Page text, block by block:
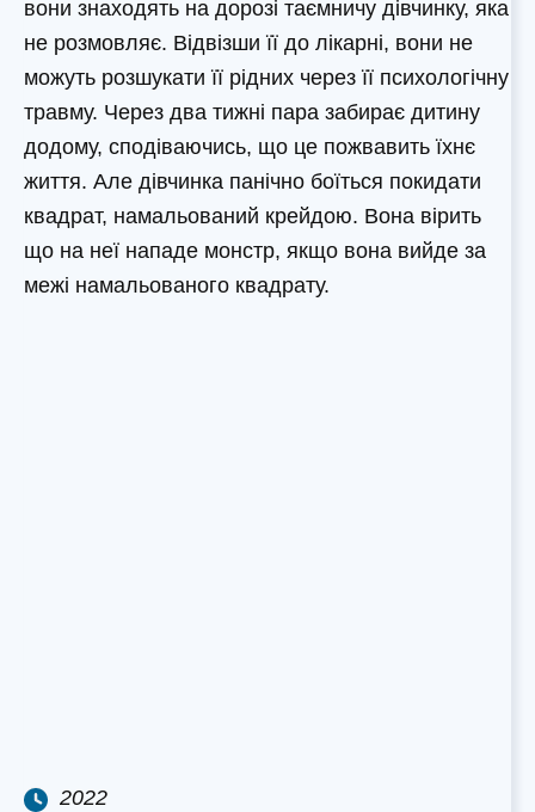
вони знаходять на дорозі таємничу дівчинку, яка
не розмовляє. Відвізши її до лікарні, вони не
можуть розшукати її рідних через її психологічну
травму. Через два тижні пара забирає дитину
додому, сподіваючись, що це пожвавить їхнє
життя. Але дівчинка панічно боїться покидати
квадрат, намальований крейдою. Вона вірить
що на неї нападе монстр, якщо вона вийде за
межі намальованого квадрату.
2022